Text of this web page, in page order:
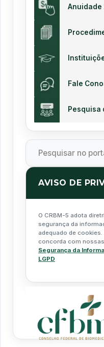
Anuidade
Fale
Pesquisa
AVISO DE
O CRBM-5 adota
segurança da
adequado de
concorda com
Segurança da
LGPD